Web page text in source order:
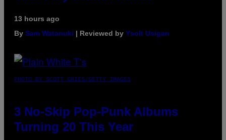
13 hours ago
By Sam Watanuki | Reviewed by Ysolt Usigan
PHOTO BY SCOTT GRIES/GETTY IMAGES
3 No-Skip Pop-Punk Albums
Turning 20 This Year